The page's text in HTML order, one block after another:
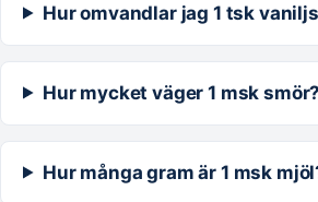
Hur omvandlar jag 1 tsk
Hur mycket väger 1 msk smör?
Hur många gram är 1 msk